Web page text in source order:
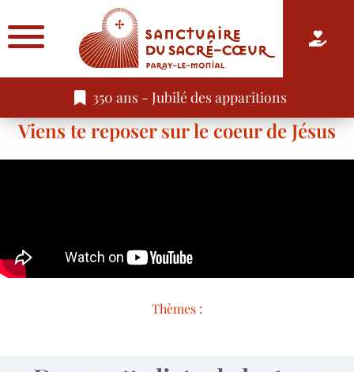
350 ans - Jubilé des apparitions
Viens te reposer sur le coeur de Jésus
Thèmes :